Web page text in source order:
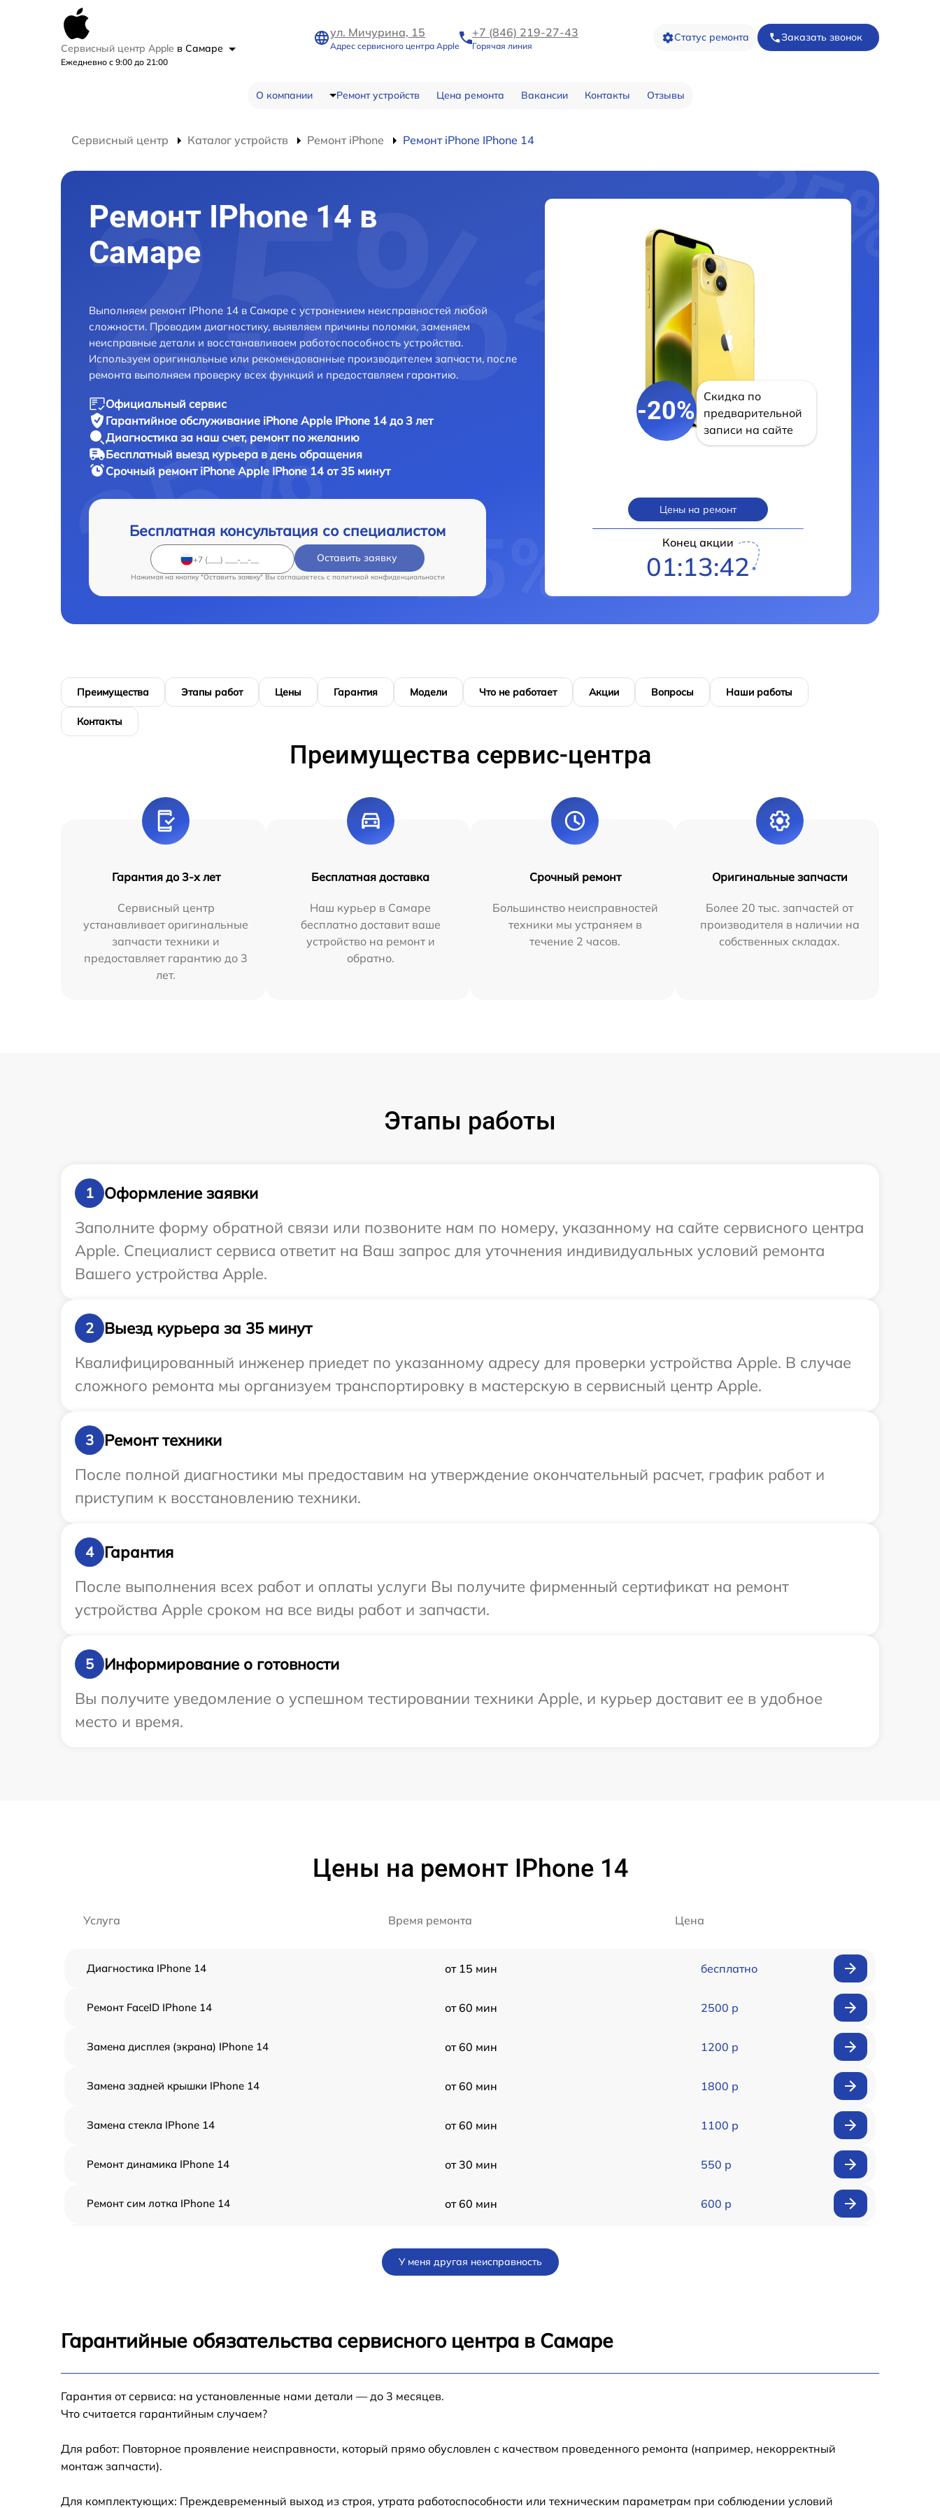
Сервисный центр Apple в Самаре
Ежедневно с 9:00 до 21:00
ул. Мичурина, 15
Адрес сервисного центра Apple
+7 (846) 219-27-43
Горячая линия
Статус ремонта Заказать звонок
О компании Ремонт устройств Цена ремонта Вакансии Контакты Отзывы
Сервисный центр Каталог устройств Ремонт iPhone Ремонт iPhone IPhone 14
Ремонт IPhone 14 в
Самаре
Выполняем ремонт IPhone 14 в Самаре с устранением неисправностей любой
сложности. Проводим диагностику, выявляем причины поломки, заменяем
неисправные детали и восстанавливаем работоспособность устройства.
Используем оригинальные или рекомендованные производителем запчасти, после
ремонта выполняем проверку всех функций и предоставляем гарантию.
Официальный сервис
Гарантийное обслуживание iPhone Apple IPhone 14 до 3 лет
Диагностика за наш счет, ремонт по желанию
Бесплатный выезд курьера в день обращения
Срочный ремонт iPhone Apple IPhone 14 от 35 минут
Бесплатная консультация со специалистом
Оставить заявку
Нажимая на кнопку "Оставить заявку" Вы соглашаетесь c политикой конфиденциальности
-20%
Скидка по
предварительной
записи на сайте
Цены на ремонт
Конец акции
01:13:42
Преимущества Этапы работ Цены Гарантия Модели Что не работает Акции Вопросы Наши работы
Контакты
Преимущества сервис-центра
Гарантия до 3-х лет
Сервисный центр
устанавливает оригинальные
запчасти техники и
предоставляет гарантию до 3
лет.
Бесплатная доставка
Наш курьер в Самаре
бесплатно доставит ваше
устройство на ремонт и
обратно.
Срочный ремонт
Большинство неисправностей
техники мы устраняем в
течение 2 часов.
Оригинальные запчасти
Более 20 тыс. запчастей от
производителя в наличии на
собственных складах.
Этапы работы
1
Оформление заявки
Заполните форму обратной связи или позвоните нам по номеру, указанному на сайте сервисного центра
Apple. Специалист сервиса ответит на Ваш запрос для уточнения индивидуальных условий ремонта
Вашего устройства Apple.
2
Выезд курьера за 35 минут
Квалифицированный инженер приедет по указанному адресу для проверки устройства Apple. В случае
сложного ремонта мы организуем транспортировку в мастерскую в сервисный центр Apple.
3
Ремонт техники
После полной диагностики мы предоставим на утверждение окончательный расчет, график работ и
приступим к восстановлению техники.
4
Гарантия
После выполнения всех работ и оплаты услуги Вы получите фирменный сертификат на ремонт
устройства Apple сроком на все виды работ и запчасти.
5
Информирование о готовности
Вы получите уведомление о успешном тестировании техники Apple, и курьер доставит ее в удобное
место и время.
Цены на ремонт IPhone 14
Услуга Время ремонта Цена
Диагностика IPhone 14 от 15 мин бесплатно
Ремонт FaceID IPhone 14 от 60 мин 2500 р
Замена дисплея (экрана) IPhone 14 от 60 мин 1200 р
Замена задней крышки IPhone 14 от 60 мин 1800 р
Замена стекла IPhone 14 от 60 мин 1100 р
Ремонт динамика IPhone 14 от 30 мин 550 р
Ремонт сим лотка IPhone 14 от 60 мин 600 р
Замена стекла камеры IPhone 14
У меня другая неисправность
Гарантийные обязательства сервисного центра в Самаре
Гарантия от сервиса: на установленные нами детали — до 3 месяцев.
Что считается гарантийным случаем?
Для работ: Повторное проявление неисправности, который прямо обусловлен с качеством проведенного ремонта (например, некорректный
монтаж запчасти).
Для комплектующих: Преждевременный выход из строя, утрата работоспособности или техническим параметрам при соблюдении условий